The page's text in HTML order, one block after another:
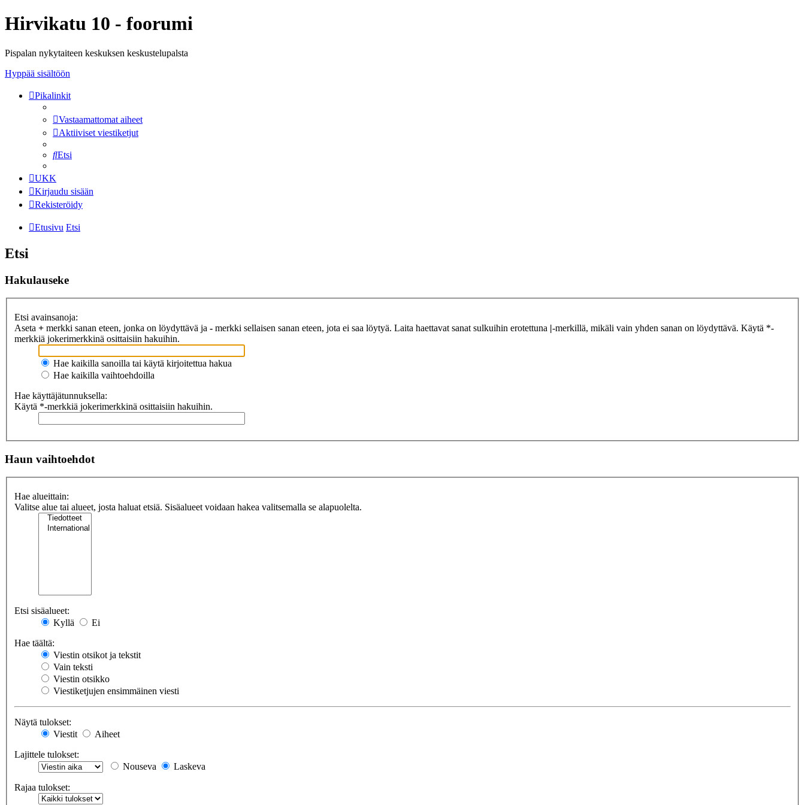
Hirvikatu 10 - foorumi
Pispalan nykytaiteen keskuksen keskustelupalsta
Hyppää sisältöön
Pikalinkit
Vastaamattomat aiheet
Aktiiviset viestiketjut
Etsi
UKK
Kirjaudu sisään
Rekisteröidy
Etusivu Etsi
Etsi
Hakulauseke
Etsi avainsanoja:
Aseta + merkki sanan eteen, jonka on löydyttävä ja - merkki sellaisen sanan eteen, jota ei saa löytyä. Laita haettavat sanat sulkuihin erotettuna |-merkillä, mikäli vain yhden sanan on löydyttävä. Käytä *-
merkkiä jokerimerkkinä osittaisiin hakuihin.
Hae kaikilla sanoilla tai käytä kirjoitettua hakua
Hae kaikilla vaihtoehdoilla
Hae käyttäjätunnuksella:
Käytä *-merkkiä jokerimerkkinä osittaisiin hakuihin.
Haun vaihtoehdot
Hae alueittain:
Valitse alue tai alueet, josta haluat etsiä. Sisäalueet voidaan hakea valitsemalla se alapuolelta.
Etsi sisäalueet:
Kyllä
Ei
Hae täältä:
Viestin otsikot ja tekstit
Vain teksti
Viestin otsikko
Viestiketjujen ensimmäinen viesti
Näytä tulokset:
Viestit
Aiheet
Lajittele tulokset:
Nouseva
Laskeva
Rajaa tulokset: